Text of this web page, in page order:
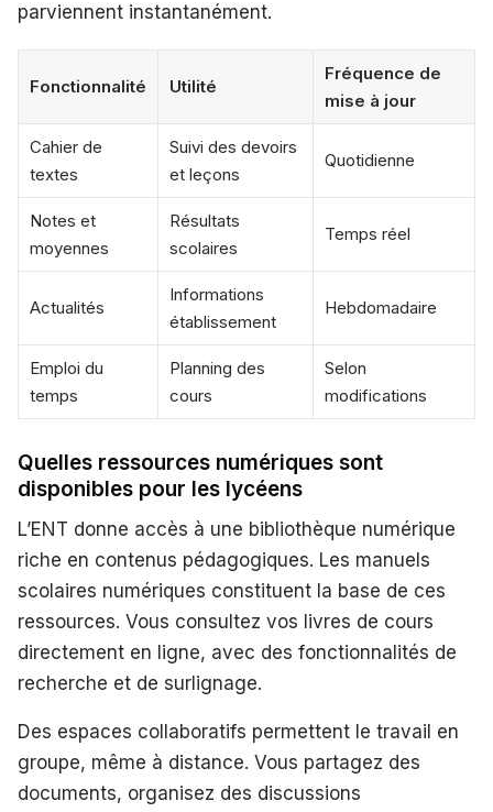
parviennent instantanément.
Fonctionnalité Utilité
Fréquence de
mise à jour
Cahier de
textes
Suivi des devoirs
et leçons
Quotidienne
Notes et
moyennes
Résultats
scolaires
Temps réel
Actualités
Informations
établissement
Hebdomadaire
Emploi du
temps
Planning des
cours
Selon
modifications
Quelles ressources numériques sont
disponibles pour les lycéens
L’ENT donne accès à une bibliothèque numérique
riche en contenus pédagogiques. Les manuels
scolaires numériques constituent la base de ces
ressources. Vous consultez vos livres de cours
directement en ligne, avec des fonctionnalités de
recherche et de surlignage.
Des espaces collaboratifs permettent le travail en
groupe, même à distance. Vous partagez des
documents, organisez des discussions